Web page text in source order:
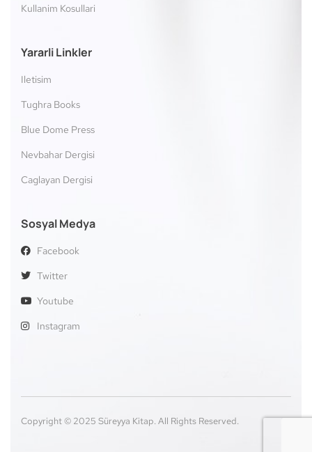
Kullanim Kosullari
Yararli Linkler
Iletisim
Tughra Books
Blue Dome Press
Nevbahar Dergisi
Caglayan Dergisi
Sosyal Medya
Facebook
Twitter
Youtube
Instagram
Copyright © 2025 Süreyya Kitap. All Rights Reserved.